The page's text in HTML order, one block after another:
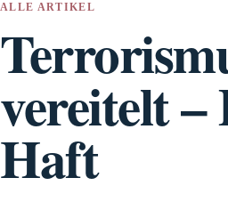
ALLE ARTIKEL
vereitelt
Haft